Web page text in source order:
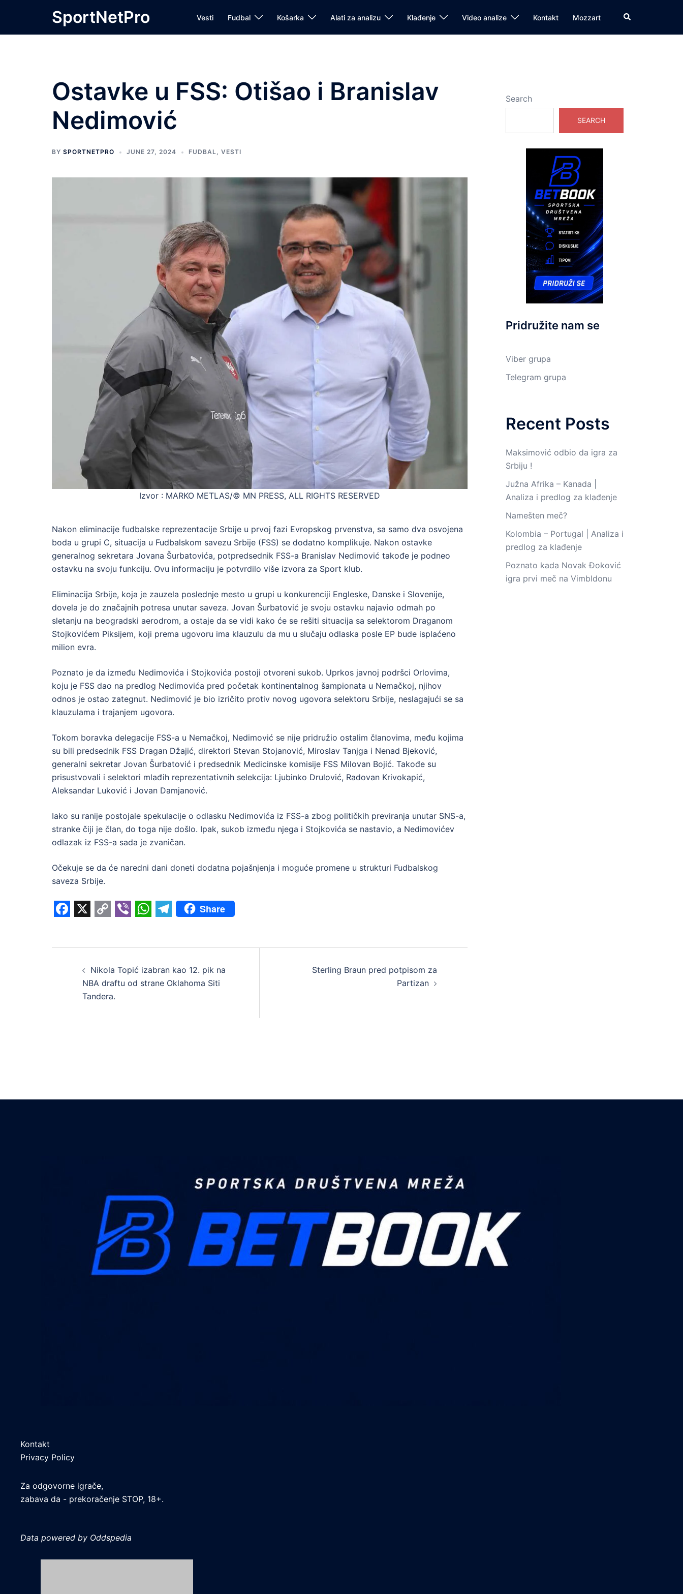
content
SportNetPro Vesti Fudbal Košarka Alati za analizu Klađenje Video analize Kontakt Mozzart Search
Ostavke u FSS: Otišao i Branislav
Nedimović
BY SPORTNETPRO JUNE 27, 2024 FUDBAL, VESTI
Izvor : MARKO METLAS/© MN PRESS, ALL RIGHTS RESERVED
Nakon eliminacije fudbalske reprezentacije Srbije u prvoj fazi Evropskog prvenstva, sa samo dva osvojena
boda u grupi C, situacija u Fudbalskom savezu Srbije (FSS) se dodatno komplikuje. Nakon ostavke
generalnog sekretara Jovana Šurbatovića, potpredsednik FSS-a Branislav Nedimović takođe je podneo
ostavku na svoju funkciju. Ovu informaciju je potvrdilo više izvora za Sport klub.
Eliminacija Srbije, koja je zauzela poslednje mesto u grupi u konkurenciji Engleske, Danske i Slovenije,
dovela je do značajnih potresa unutar saveza. Jovan Šurbatović je svoju ostavku najavio odmah po
sletanju na beogradski aerodrom, a ostaje da se vidi kako će se rešiti situacija sa selektorom Draganom
Stojkovićem Piksijem, koji prema ugovoru ima klauzulu da mu u slučaju odlaska posle EP bude isplaćeno
milion evra.
Poznato je da između Nedimovića i Stojkovića postoji otvoreni sukob. Uprkos javnoj podršci Orlovima,
koju je FSS dao na predlog Nedimovića pred početak kontinentalnog šampionata u Nemačkoj, njihov
odnos je ostao zategnut. Nedimović je bio izričito protiv novog ugovora selektoru Srbije, neslagajući se sa
klauzulama i trajanjem ugovora.
Tokom boravka delegacije FSS-a u Nemačkoj, Nedimović se nije pridružio ostalim članovima, među kojima
su bili predsednik FSS Dragan Džajić, direktori Stevan Stojanović, Miroslav Tanjga i Nenad Bjeković,
generalni sekretar Jovan Šurbatović i predsednik Medicinske komisije FSS Milovan Bojić. Takođe su
prisustvovali i selektori mlađih reprezentativnih selekcija: Ljubinko Drulović, Radovan Krivokapić,
Aleksandar Luković i Jovan Damjanović.
Iako su ranije postojale spekulacije o odlasku Nedimovića iz FSS-a zbog političkih previranja unutar SNS-a,
stranke čiji je član, do toga nije došlo. Ipak, sukob između njega i Stojkovića se nastavio, a Nedimovićev
odlazak iz FSS-a sada je zvaničan.
Očekuje se da će naredni dani doneti dodatna pojašnjenja i moguće promene u strukturi Fudbalskog
saveza Srbije.
Share
navigation
Nikola Topić izabran kao 12. pik na
NBA draftu od strane Oklahoma Siti
Tandera.
Sterling Braun pred potpisom za
Partizan
Search
SEARCH
Pridružite nam se
Viber grupa
Telegram grupa
Recent Posts
Maksimović odbio da igra za
Srbiju !
Južna Afrika – Kanada |
Analiza i predlog za klađenje
Namešten meč?
Kolombia – Portugal | Analiza i
predlog za klađenje
Poznato kada Novak Đoković
igra prvi meč na Vimbldonu
Kontakt
Privacy Policy
Za odgovorne igrače,
zabava da - prekoračenje STOP, 18+.
Data powered by Oddspedia